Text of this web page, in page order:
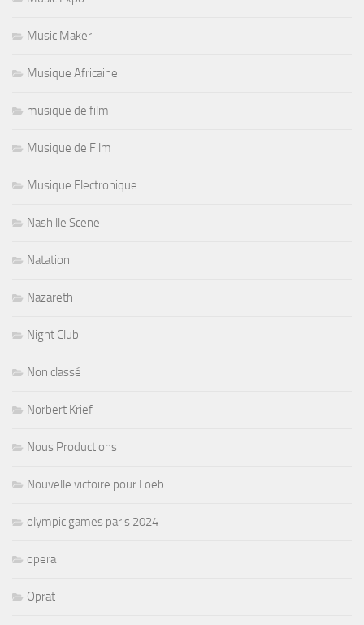
Music Maker
Musique Africaine
musique de film
Musique de Film
Musique Electronique
Nashille Scene
Natation
Nazareth
Night Club
Non classé
Norbert Krief
Nous Productions
Nouvelle victoire pour Loeb
olympic games paris 2024
opera
Oprat